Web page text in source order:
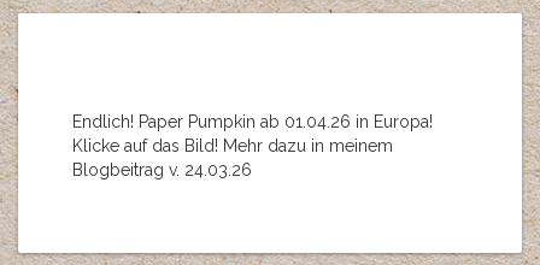
Endlich! Paper Pumpkin ab 01.04.26 in Europa!
Klicke auf das Bild! Mehr dazu in meinem
Blogbeitrag v. 24.03.26